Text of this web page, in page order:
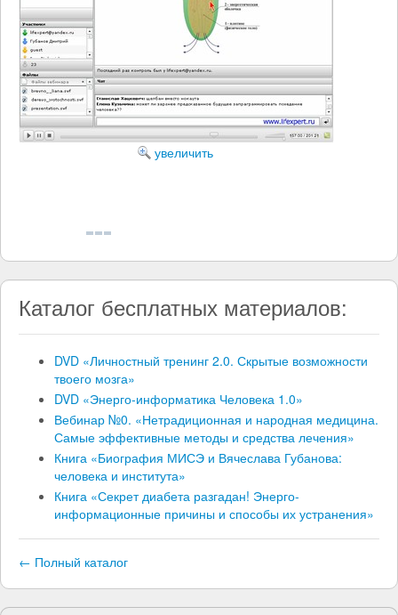
Каталог бесплатных материалов:
DVD «Личностный тренинг 2.0. Скрытые возможности
твоего мозга»
DVD «Энерго-информатика Человека 1.0»
Вебинар №0. «Нетрадиционная и народная медицина.
Самые эффективные методы и средства лечения»
Книга «Биография МИСЭ и Вячеслава Губанова:
человека и института»
Книга «Секрет диабета разгадан! Энерго-
информационные причины и способы их устранения»
← Полный каталог